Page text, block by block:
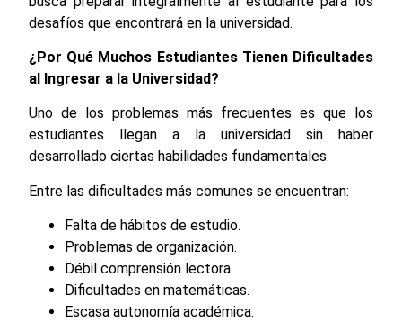
desafíos que encontrará en la universidad.
¿Por Qué Muchos Estudiantes Tienen Dificultades
al Ingresar a la Universidad?
Uno de los problemas más frecuentes es que los
estudiantes llegan a la universidad sin haber
desarrollado ciertas habilidades fundamentales.
Entre las dificultades más comunes se encuentran:
Falta de hábitos de estudio.
Problemas de organización.
Débil comprensión lectora.
Dificultades en matemáticas.
Escasa autonomía académica.